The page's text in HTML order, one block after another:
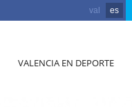
val es
VALENCIA EN DEPORTE